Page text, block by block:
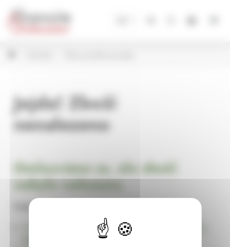
Jejda! Zboží
nenalezeno
Omlouváme se, ale zboží
nebylo nalezeno.
Pokračujte na
Úvodní stránku Dekorace, bytové a zahradní doplňky,
dárky | HARASIM.info
Panel pro správu cookies